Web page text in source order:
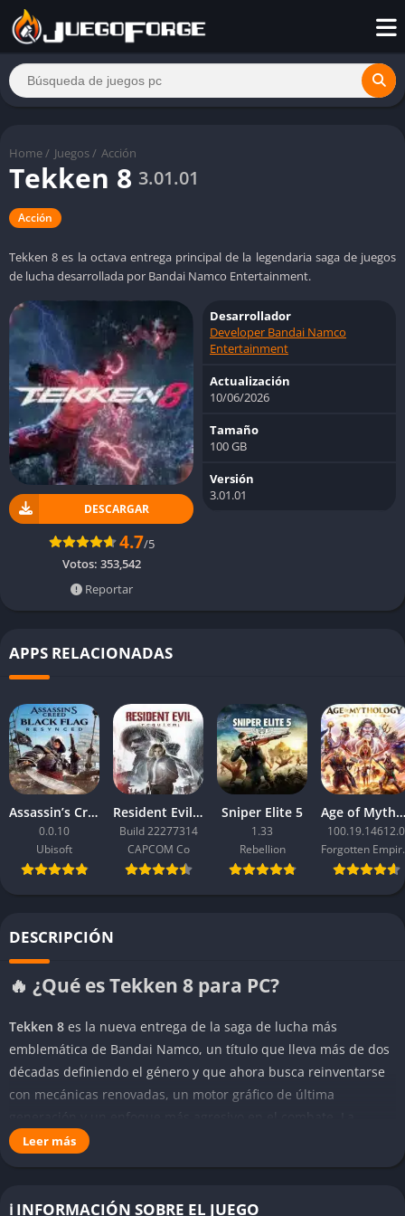
Home / Juegos / Acción
Tekken 8 3.01.01
Acción
Tekken 8 es la octava entrega principal de la legendaria saga de juegos
de lucha desarrollada por Bandai Namco Entertainment.
DESCARGAR
4.7/5
Votos: 353,542
Reportar
Desarrollador
Developer Bandai Namco
Entertainment
Actualización
10/06/2026
Tamaño
100 GB
Versión
3.01.01
APPS RELACIONADAS
Assassin’s Creed Black Flag Resynced
0.0.10
Ubisoft
Resident Evil Requiem
Build 22277314
CAPCOM Co
Sniper Elite 5
1.33
Rebellion
Age of Mythology: Retold
100.19.14612.0
DESCRIPCIÓN
🔥 ¿Qué es Tekken 8 para PC?
Tekken 8 es la nueva entrega de la saga de lucha más
emblemática de Bandai Namco, un título que lleva más de dos
décadas definiendo el género y que ahora busca reinventarse
con mecánicas renovadas, un motor gráfico de última
generación y un enfoque más agresivo en el combate. La
historia continúa directamente tras los eventos de Tekken 7,
después en la narrativa de la franquicia.
Leer más
ℹ️ INFORMACIÓN SOBRE EL JUEGO